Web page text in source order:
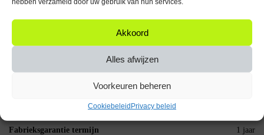
Akkoord
Alles afwijzen
Voorkeuren beheren
Cookiebeleid Privacy beleid
Kleur Rood; Zwart
Aantal artikelen in verpakking 1 stuks
Aantal stuks in verpakking
Fabrieksgarantie termijn 1 jaar